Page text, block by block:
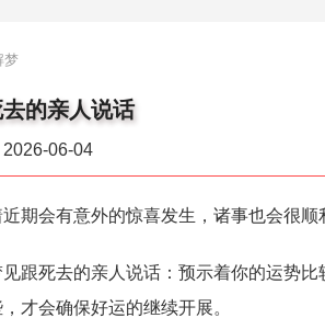
梦
的亲人说话
06-04
会有意外的惊喜发生，诸事也会很顺
死去的亲人说话：预示着你的运势比
才会确保好运的继续开展。